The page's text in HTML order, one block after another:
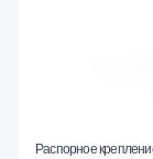
Распорное